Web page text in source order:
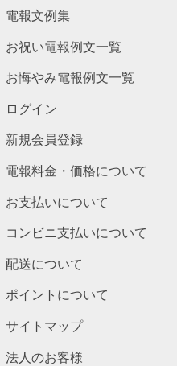
電報文例集
お祝い電報例文一覧
お悔やみ電報例文一覧
ログイン
新規会員登録
電報料金・価格について
お支払いについて
コンビニ支払いについて
配送について
ポイントについて
サイトマップ
法人のお客様